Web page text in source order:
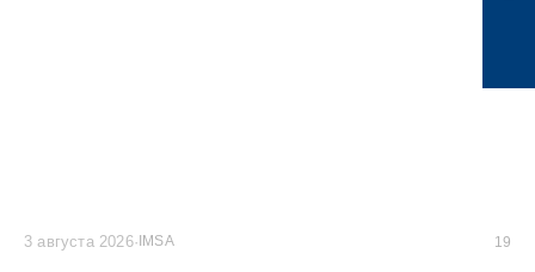
3 августа 2026· IMSA 19